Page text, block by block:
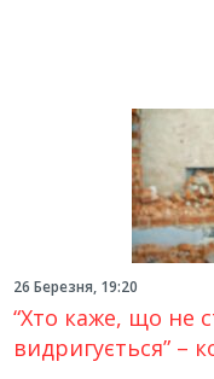
26 Березня, 19:20
“Хто каже, що не
видригується” –